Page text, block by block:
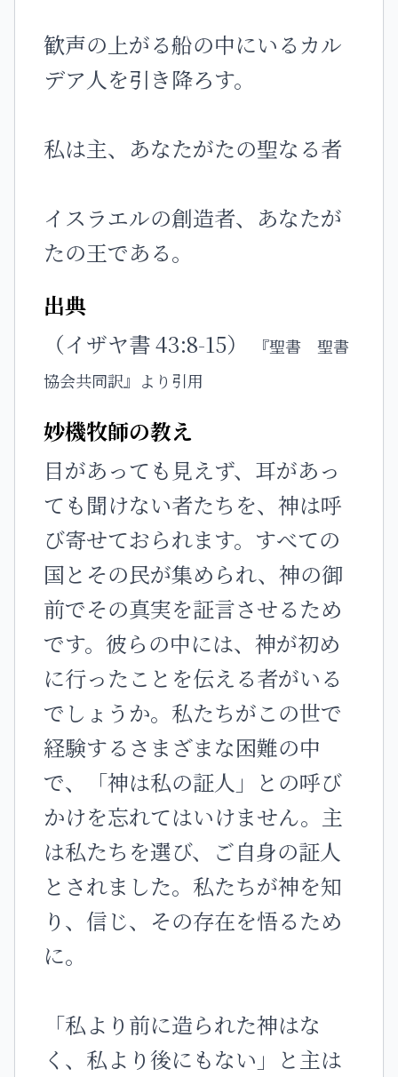
歓声の上がる船の中にいるカル
デア人を引き降ろす。
私は主、あなたがたの聖なる者
イスラエルの創造者、あなたが
たの王である。
出典
（イザヤ書 43:8-15）
『聖書 聖書
協会共同訳』より引用
妙機牧師の教え
目があっても見えず、耳があっ
ても聞けない者たちを、神は呼
び寄せておられます。すべての
国とその民が集められ、神の御
前でその真実を証言させるため
です。彼らの中には、神が初め
に行ったことを伝える者がいる
でしょうか。私たちがこの世で
経験するさまざまな困難の中
で、「神は私の証人」との呼び
かけを忘れてはいけません。主
は私たちを選び、ご自身の証人
とされました。私たちが神を知
り、信じ、その存在を悟るため
に。
「私より前に造られた神はな
く、私より後にもない」と主は